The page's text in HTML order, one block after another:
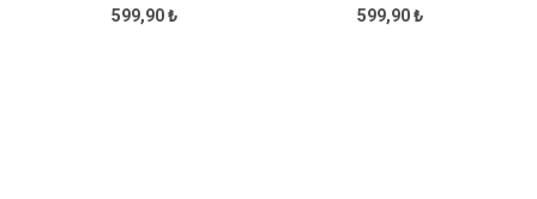
599,90 ₺ 599,90 ₺